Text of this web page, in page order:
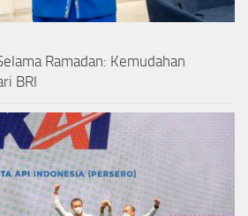
Ramadan: Kemudahan
BRI